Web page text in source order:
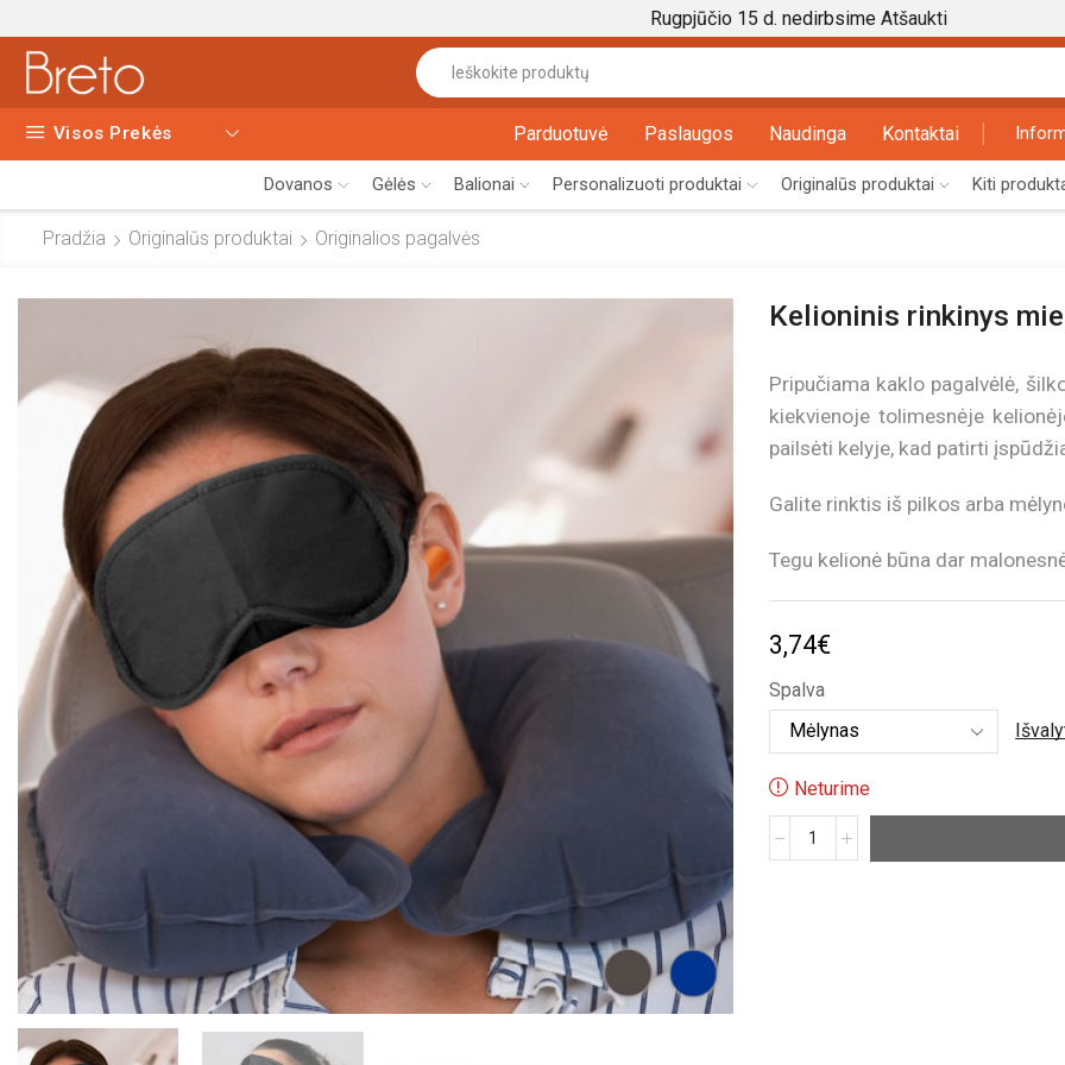
Rugpjūčio 15 d. nedirbsime Atšaukti
input
Visos Prekės Parduotuvė Paslaugos Naudinga Kontaktai
Dovanos Gėlės Balionai Personalizuoti produktai Originalūs produktai Kiti
Pradžia Originalūs produktai Originalios pagalvės
Kelioninis rinkinys
Pripučiama kaklo pagalvėlė,
kiekvienoje tolimesnėje
pailsėti kelyje, kad patirti
Galite rinktis iš pilkos arba
Tegu kelionė būna dar
3,74€
Spalva
Neturime
produkto